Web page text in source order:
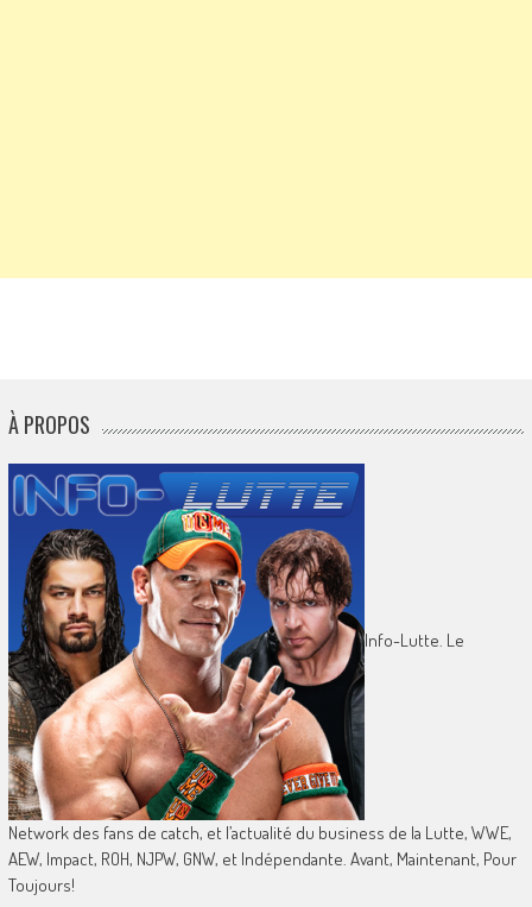
À PROPOS
Info-Lutte. Le
Network des fans de catch, et l’actualité du business de la Lutte, WWE,
AEW, Impact, ROH, NJPW, GNW, et Indépendante. Avant, Maintenant, Pour
Toujours!